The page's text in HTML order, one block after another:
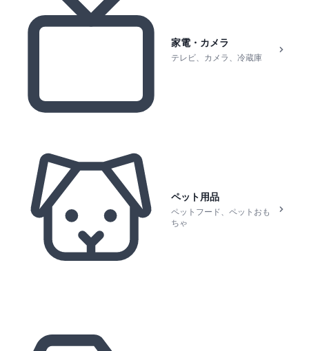
家電・カメラ
テレビ、カメラ、冷蔵庫
ペット用品
ペットフード、ペットおも
ちゃ